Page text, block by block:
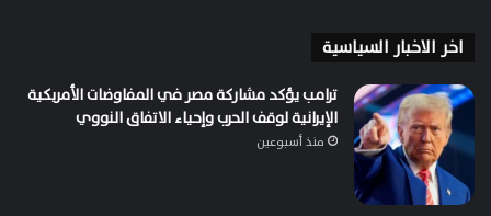
اخر الاخبار السياسية
ترامب يؤكد مشاركة مصر في المفاوضات الأمريكية
الإيرانية لوقف الحرب وإحياء الاتفاق النووي
منذ أسبوعين